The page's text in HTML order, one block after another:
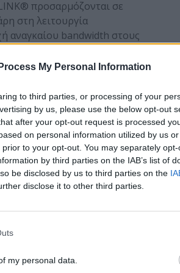
My Personal Information
to third parties, or processing of your
by us, please use the below opt-out
after your opt-out request is processed
on personal information utilized by us
to your opt-out. You may separately
by third parties on the IAB’s list of
be disclosed by us to third parties on the
disclose it to other third parties.
my personal data.
προσαρμόζονται σε
στη λειτουργία
αναγκαίου bandwidth στους
τη σωστή προτεραιότητα
εκάστοτε απαιτήσεις της
πρότυπο UL2043, είναι
κατασκευάζονται τα
τους σχεδιασμός, τα
από σκόνη και ρύπους,
κλοπή.
προσιτή επιλογή για
Οροφής: προσφέρει όλα τα
μικρότερους business
της σειράς